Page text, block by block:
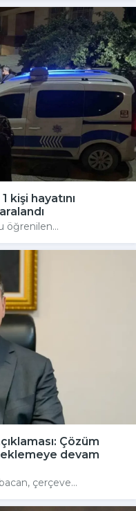
kişi hayatını
öğrenilen...
Çözüm
devam
çerçeve...